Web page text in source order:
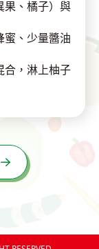
果、橘子）與
蜜、少量醬油
合，淋上柚子